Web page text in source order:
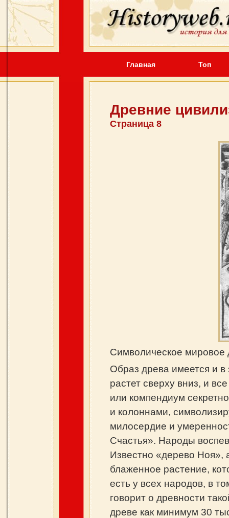
Главная Топ
Древние
Страница 8
Символическое мировое
Образ древа имеется и
растет сверху вниз, и
или компендиум
и колоннами,
милосердие и
Счастья». Народы
Известно «дерево Ноя»,
блаженное растение,
есть у всех народов, в
говорит о древности
древе как минимум 30